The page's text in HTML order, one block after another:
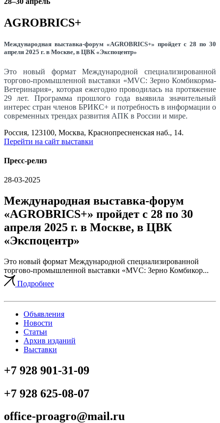
AGROBRICS+
Международная выставка-форум «AGROBRICS+» пройдет с 28 по 30
апреля 2025 г. в Москве, в ЦВК «Экспоцентр»
Это новый формат Международной специализированной
торгово-промышленной выставки «MVC: Зерно Комбикорма-
Ветеринария», которая ежегодно проводилась на протяжение
29 лет. Программа прошлого года выявила значительный
интерес стран членов БРИКС+ и потребность в информации о
современных трендах развития АПК в России и мире.
Россия, 123100, Москва, Краснопресненская наб., 14.
Перейти на сайт выставки
Пресс-релиз
28-03-2025
Международная выставка-форум
«AGROBRICS+» пройдет с 28 по 30
апреля 2025 г. в Москве, в ЦВК
«Экспоцентр»
Это новый формат Международной специализированной
торгово-промышленной выставки «MVC: Зерно Комбикор...
Подробнее
Объявления
Новости
Статьи
Архив изданий
Выставки
+7 928 901-31-09
+7 928 625-08-07
office-proagro@mail.ru